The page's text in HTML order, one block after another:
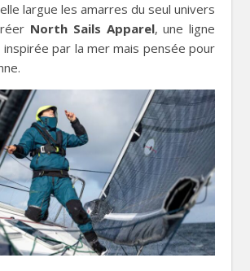
largue les amarres du seul univers
North Sails Apparel, une ligne
par la mer mais pensée pour